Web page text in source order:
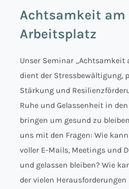
Achtsamkeit am
Arbeitsplatz
Unser Seminar „Achtsamkeit
dient der Stressbewältigung,
Stärkung und
Ruhe und Gelassenheit in
bringen um gesund zu
uns mit den Fragen: Wie
voller E-Mails, Meetings und
und gelassen bleiben? Wie
der vielen